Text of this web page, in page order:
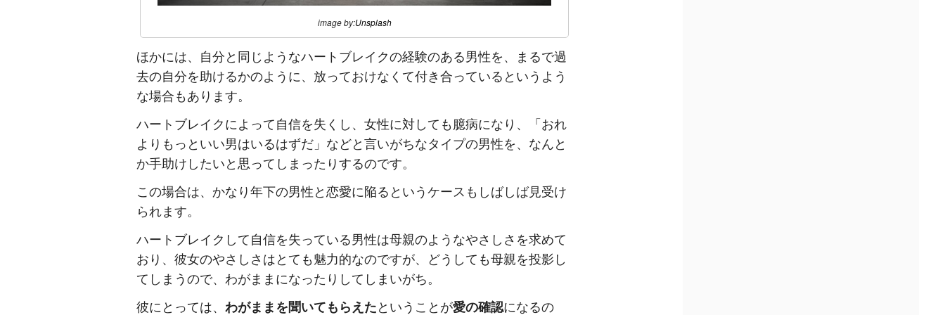
image by:Unsplash
ほかには、自分と同じようなハートブレイクの経験のある男性を、まるで過
去の自分を助けるかのように、放っておけなくて付き合っているというよう
な場合もあります。
ハートブレイクによって自信を失くし、女性に対しても臆病になり、「おれ
よりもっといい男はいるはずだ」などと言いがちなタイプの男性を、なんと
か手助けしたいと思ってしまったりするのです。
この場合は、かなり年下の男性と恋愛に陥るというケースもしばしば見受け
られます。
ハートブレイクして自信を失っている男性は母親のようなやさしさを求めて
おり、彼女のやさしさはとても魅力的なのですが、どうしても母親を投影し
てしまうので、わがままになったりしてしまいがち。
彼にとっては、 わがままを聞いてもらえたということが愛の確認になるの